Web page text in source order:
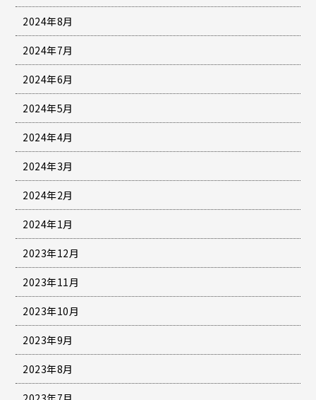
2024年8月
2024年7月
2024年6月
2024年5月
2024年4月
2024年3月
2024年2月
2024年1月
2023年12月
2023年11月
2023年10月
2023年9月
2023年8月